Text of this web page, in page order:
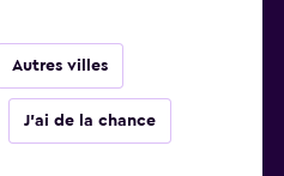
Autres villes
J'ai de la chance